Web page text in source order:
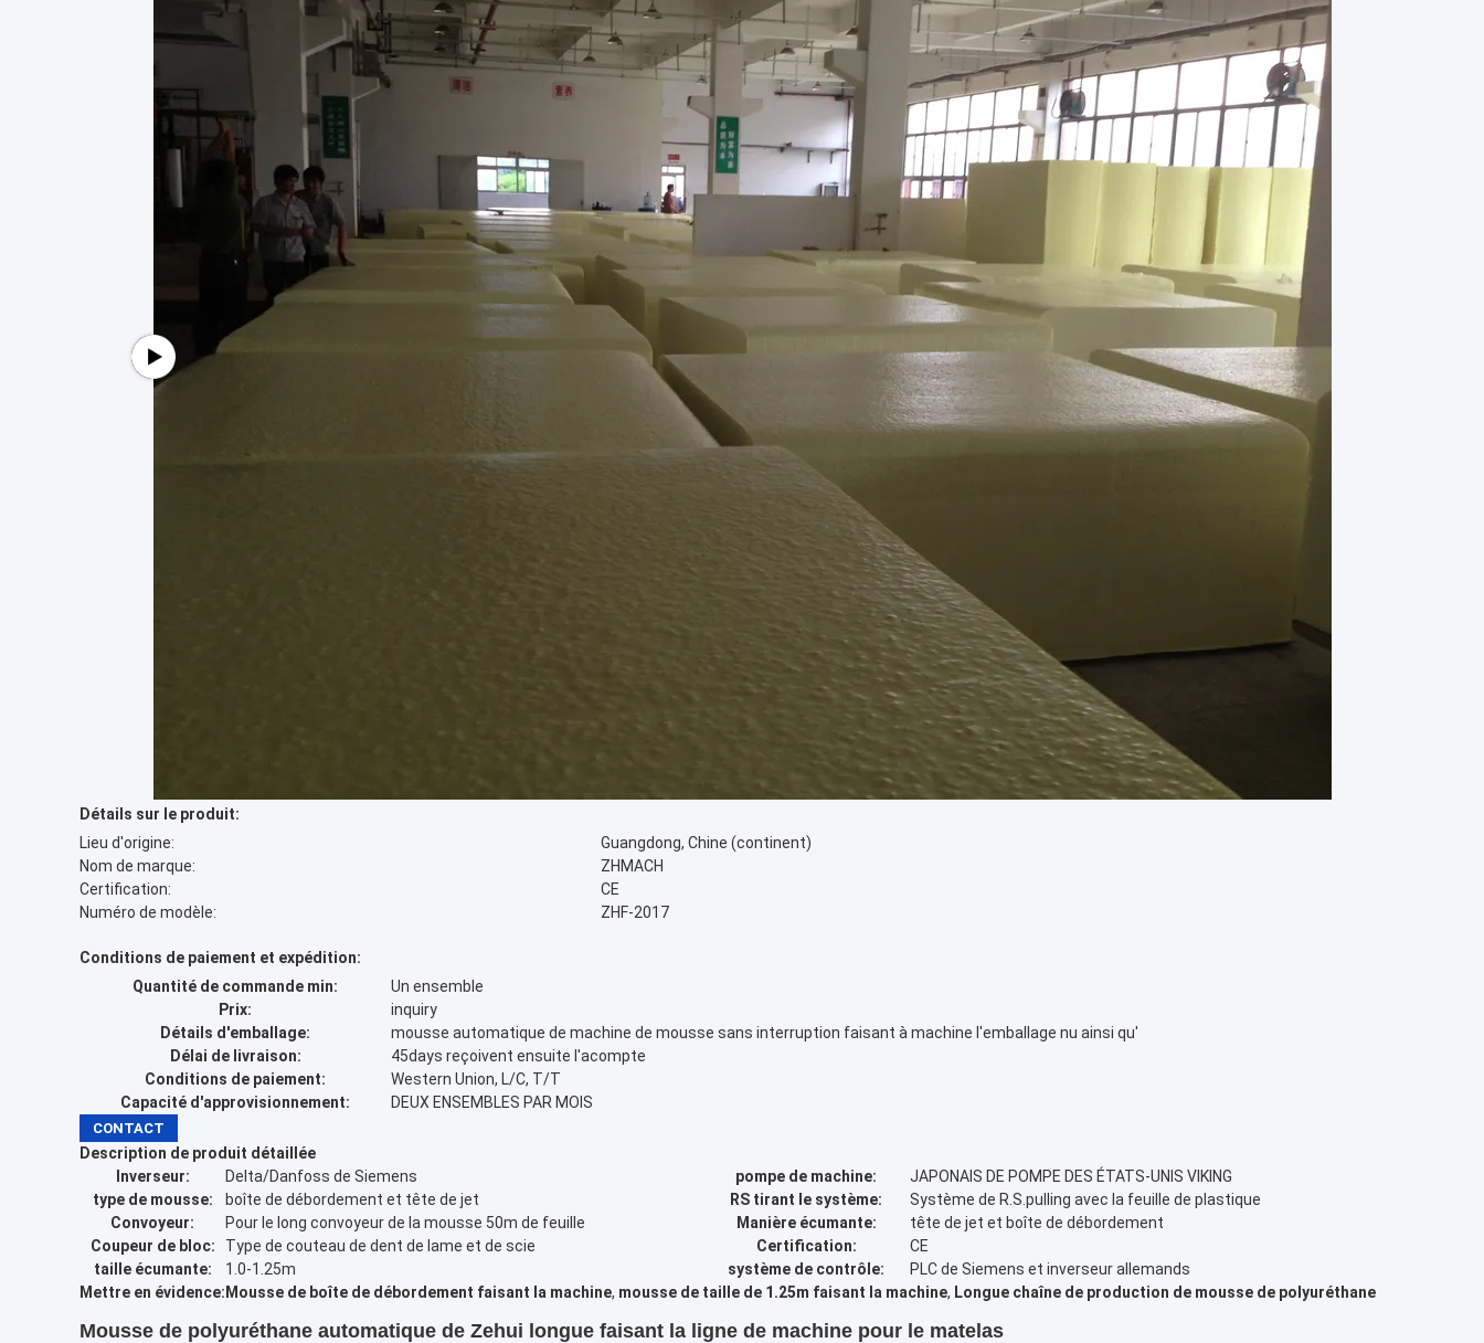
Détails sur le produit:
Lieu d'origine:
Guangdong, Chine (continent)
Nom de marque:
ZHMACH
Certification:
CE
Numéro de modèle:
ZHF-2017
Conditions de paiement et expédition:
Quantité de commande min:
Un ensemble
Prix:
inquiry
Détails d'emballage:
mousse automatique de machine de mousse sans interruption faisant à machine l'emballage nu ainsi qu'
Délai de livraison:
45days reçoivent ensuite l'acompte
Conditions de paiement:
Western Union, L/C, T/T
Capacité d'approvisionnement:
DEUX ENSEMBLES PAR MOIS
CONTACT
Description de produit détaillée
Inverseur:
Delta/Danfoss de Siemens pompe de machine:
JAPONAIS DE POMPE DES ÉTATS-UNIS VIKING
type de mousse:
boîte de débordement et tête de jet RS tirant le système:
Système de R.S.pulling avec la feuille de plastique
Convoyeur:
Pour le long convoyeur de la mousse 50m de feuille Manière écumante:
tête de jet et boîte de débordement
Coupeur de bloc:
Type de couteau de dent de lame et de scie Certification:
CE
taille écumante:
1.0-1.25m système de contrôle:
PLC de Siemens et inverseur allemands
Mettre en évidence: Mousse de boîte de débordement faisant la machine, mousse de taille de 1.25m faisant la machine, Longue chaîne de production de mousse de polyuréthane
Mousse de polyuréthane automatique de Zehui longue faisant la ligne de machine pour le matelas